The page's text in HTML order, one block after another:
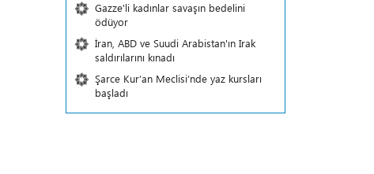
Gazze'li kadınlar savaşın bedelini
ödüyor
İran, ABD ve Suudi Arabistan'ın Irak
saldırılarını kınadı
Şarce Kur’an Meclisi’nde yaz kursları
başladı